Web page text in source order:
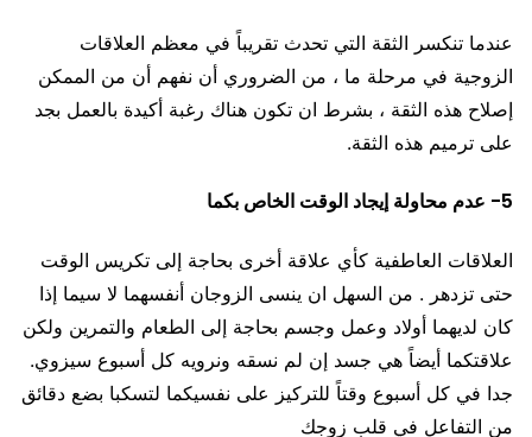
عندما تنكسر الثقة التي تحدث تقريباً في معظم العلاقات
الزوجية في مرحلة ما ، من الضروري أن نفهم أن من الممكن
إصلاح هذه الثقة ، بشرط ان تكون هناك رغبة أكيدة بالعمل بجد
على ترميم هذه الثقة.
5- عدم محاولة إيجاد الوقت الخاص بكما
العلاقات العاطفية كأي علاقة أخرى بحاجة إلى تكريس الوقت
حتى تزدهر . من السهل ان ينسى الزوجان أنفسهما لا سيما إذا
كان لديهما أولاد وعمل وجسم بحاجة إلى الطعام والتمرين ولكن
علاقتكما أيضاً هي جسد إن لم نسقه ونرويه كل أسبوع سيزوي.
جدا في كل أسبوع وقتاً للتركيز على نفسيكما لتسكبا بضع دقائق
من التفاعل في قلب زوجك